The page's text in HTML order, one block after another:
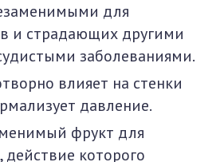
для
и страдающих другими
заболеваниями.
влияет на стенки
давление.
фрукт для
действие которого